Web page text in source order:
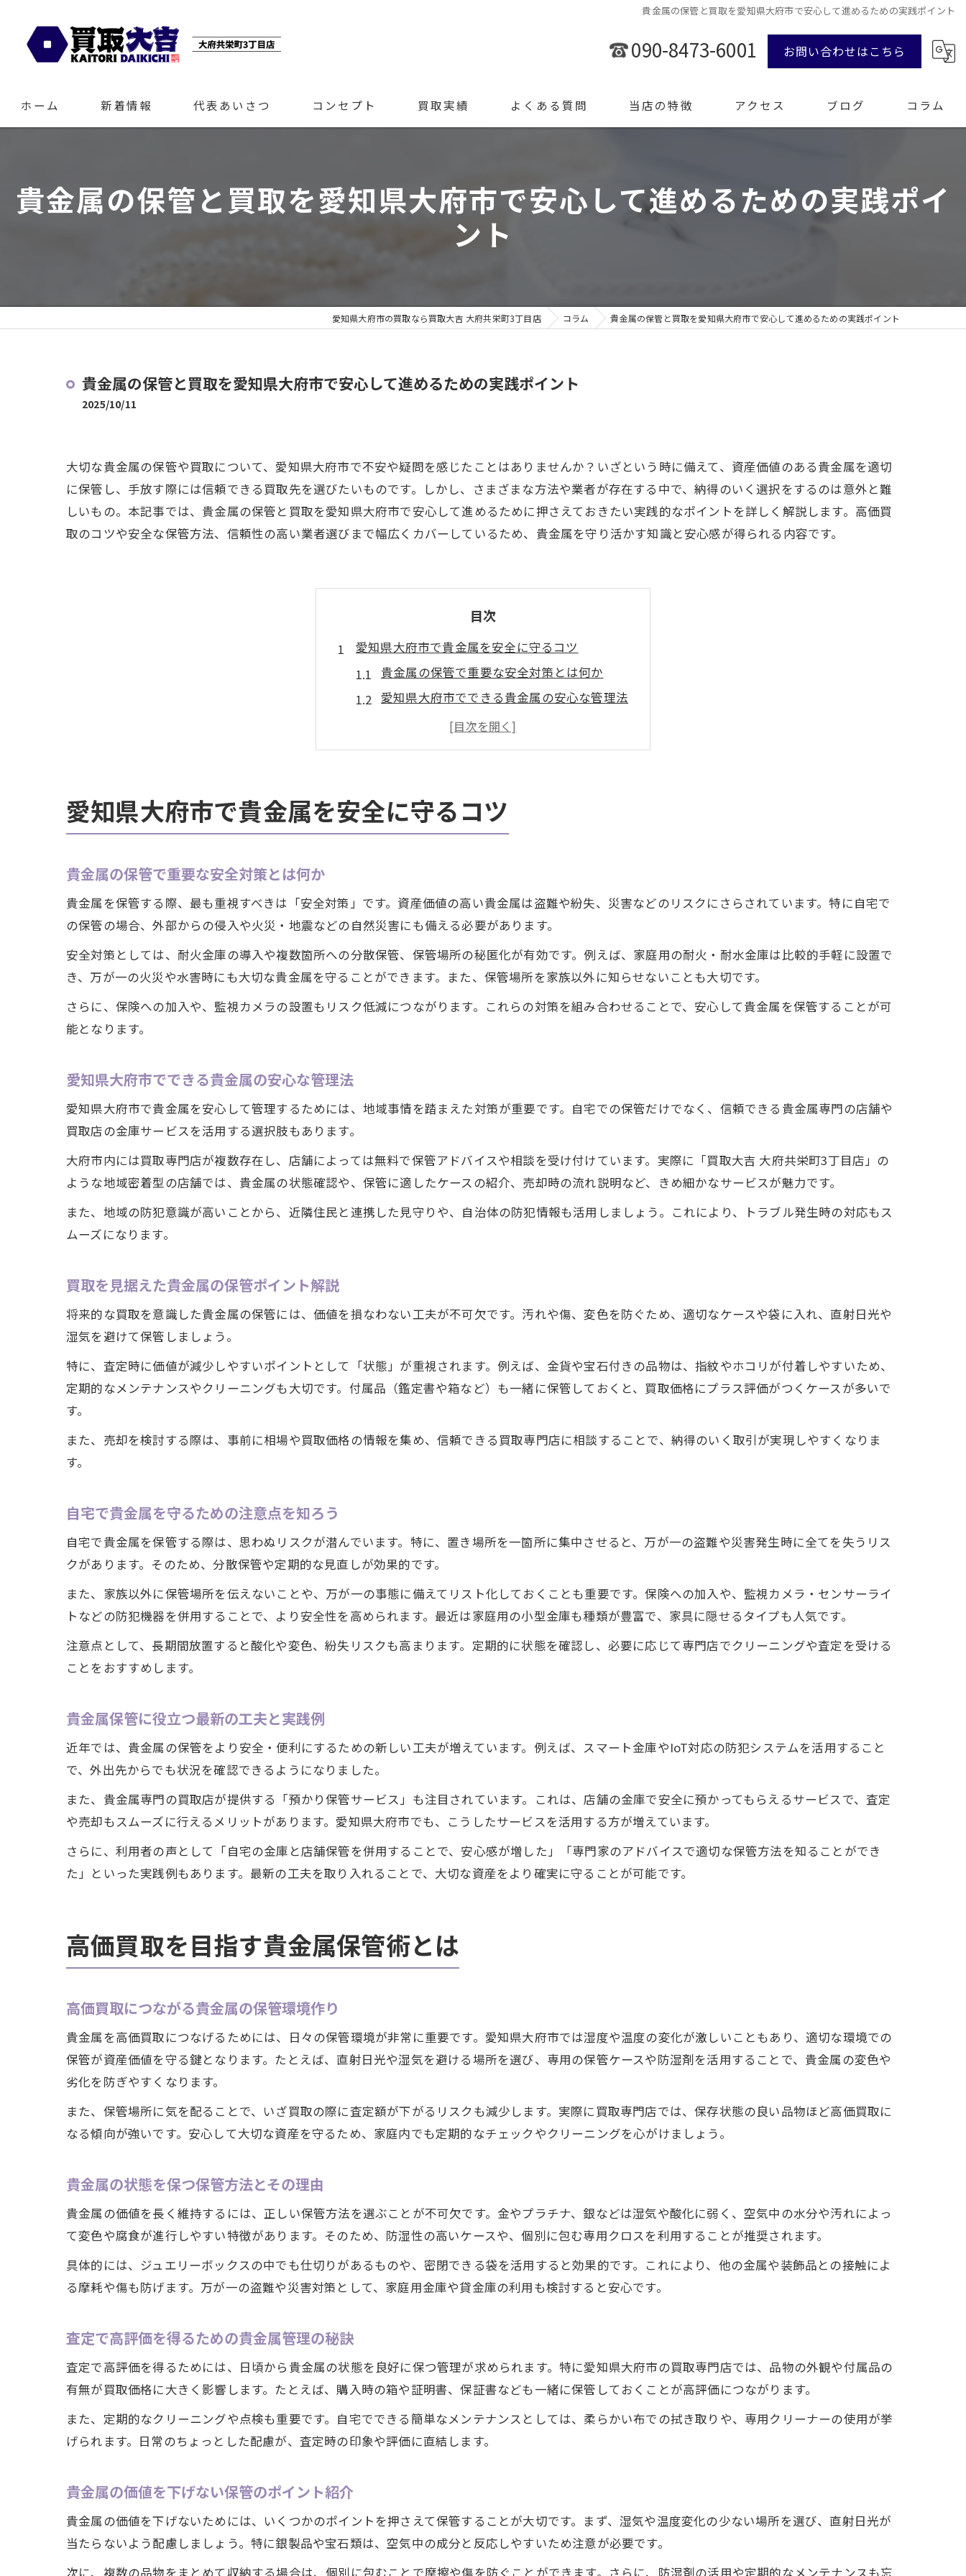
貴金属の保管と買取を愛知県大府市で安心して進めるための実践ポイント
090-8473-6001 お問い合わせはこちら
ホーム 新着情報 代表あいさつ コンセプト 買取実績 よくある質問 当店の特徴
ブランド品
アクセス ブログ コラム
貴金属の保管と買取を愛知県大府市で安心して進めるための実践ポイ
ント
愛知県大府市の買取なら買取大吉 大府共栄町3丁目店 コラム 貴金属の保管と買取を愛知県大府市で安心して進めるための実践ポイント
貴金属の保管と買取を愛知県大府市で安心して進めるための実践ポイント
2025/10/11
大切な貴金属の保管や買取について、愛知県大府市で不安や疑問を感じたことはありませんか？いざという時に備えて、資産価値のある貴金属を適切
に保管し、手放す際には信頼できる買取先を選びたいものです。しかし、さまざまな方法や業者が存在する中で、納得のいく選択をするのは意外と難
しいもの。本記事では、貴金属の保管と買取を愛知県大府市で安心して進めるために押さえておきたい実践的なポイントを詳しく解説します。高価買
取のコツや安全な保管方法、信頼性の高い業者選びまで幅広くカバーしているため、貴金属を守り活かす知識と安心感が得られる内容です。
目次
愛知県大府市で貴金属を安全に守るコツ
貴金属の保管で重要な安全対策とは何か
愛知県大府市でできる貴金属の安心な管理法
買取を見据えた貴金属の保管ポイント解説
自宅で貴金属を守るための注意点を知ろう
高価買取を目指す貴金属保管術とは
高価買取につながる貴金属の保管環境作り
貴金属の価値を下げない保管のポイント紹介
買取時に損しないための保管術を徹底解説
自宅で貴金属の価値を守るポイント解説
自宅保管で貴金属の価値を維持するコツ
貴金属を自宅で守るための工夫と注意点
安心して貴金属を買取へ出すための準備
買取査定に有利な貴金属の整え方とは
愛知県大府市で安心して買取に出す方法
貴金属を預ける際の注意点とチェック項目
貴金属の出し入れに便利な保管先の特徴
失敗しない貴金属買取のポイントを解説
愛知県大府市で貴金属を安全に守るコツ
貴金属の保管で重要な安全対策とは何か
貴金属を保管する際、最も重視すべきは「安全対策」です。資産価値の高い貴金属は盗難や紛失、災害などのリスクにさらされています。特に自宅で
の保管の場合、外部からの侵入や火災・地震などの自然災害にも備える必要があります。
安全対策としては、耐火金庫の導入や複数箇所への分散保管、保管場所の秘匿化が有効です。例えば、家庭用の耐火・耐水金庫は比較的手軽に設置で
き、万が一の火災や水害時にも大切な貴金属を守ることができます。また、保管場所を家族以外に知らせないことも大切です。
さらに、保険への加入や、監視カメラの設置もリスク低減につながります。これらの対策を組み合わせることで、安心して貴金属を保管することが可
能となります。
愛知県大府市でできる貴金属の安心な管理法
愛知県大府市で貴金属を安心して管理するためには、地域事情を踏まえた対策が重要です。自宅での保管だけでなく、信頼できる貴金属専門の店舗や
買取店の金庫サービスを活用する選択肢もあります。
大府市内には買取専門店が複数存在し、店舗によっては無料で保管アドバイスや相談を受け付けています。実際に「買取大吉 大府共栄町3丁目店」の
ような地域密着型の店舗では、貴金属の状態確認や、保管に適したケースの紹介、売却時の流れ説明など、きめ細かなサービスが魅力です。
また、地域の防犯意識が高いことから、近隣住民と連携した見守りや、自治体の防犯情報も活用しましょう。これにより、トラブル発生時の対応もス
ムーズになります。
買取を見据えた貴金属の保管ポイント解説
将来的な買取を意識した貴金属の保管には、価値を損なわない工夫が不可欠です。汚れや傷、変色を防ぐため、適切なケースや袋に入れ、直射日光や
湿気を避けて保管しましょう。
特に、査定時に価値が減少しやすいポイントとして「状態」が重視されます。例えば、金貨や宝石付きの品物は、指紋やホコリが付着しやすいため、
定期的なメンテナンスやクリーニングも大切です。付属品（鑑定書や箱など）も一緒に保管しておくと、買取価格にプラス評価がつくケースが多いで
す。
また、売却を検討する際は、事前に相場や買取価格の情報を集め、信頼できる買取専門店に相談することで、納得のいく取引が実現しやすくなりま
す。
自宅で貴金属を守るための注意点を知ろう
自宅で貴金属を保管する際は、思わぬリスクが潜んでいます。特に、置き場所を一箇所に集中させると、万が一の盗難や災害発生時に全てを失うリス
クがあります。そのため、分散保管や定期的な見直しが効果的です。
また、家族以外に保管場所を伝えないことや、万が一の事態に備えてリスト化しておくことも重要です。保険への加入や、監視カメラ・センサーライ
トなどの防犯機器を併用することで、より安全性を高められます。最近は家庭用の小型金庫も種類が豊富で、家具に隠せるタイプも人気です。
注意点として、長期間放置すると酸化や変色、紛失リスクも高まります。定期的に状態を確認し、必要に応じて専門店でクリーニングや査定を受ける
ことをおすすめします。
貴金属保管に役立つ最新の工夫と実践例
近年では、貴金属の保管をより安全・便利にするための新しい工夫が増えています。例えば、スマート金庫やIoT対応の防犯システムを活用すること
で、外出先からでも状況を確認できるようになりました。
また、貴金属専門の買取店が提供する「預かり保管サービス」も注目されています。これは、店舗の金庫で安全に預かってもらえるサービスで、査定
や売却もスムーズに行えるメリットがあります。愛知県大府市でも、こうしたサービスを活用する方が増えています。
さらに、利用者の声として「自宅の金庫と店舗保管を併用することで、安心感が増した」「専門家のアドバイスで適切な保管方法を知ることができ
た」といった実践例もあります。最新の工夫を取り入れることで、大切な資産をより確実に守ることが可能です。
高価買取を目指す貴金属保管術とは
高価買取につながる貴金属の保管環境作り
貴金属を高価買取につなげるためには、日々の保管環境が非常に重要です。愛知県大府市では湿度や温度の変化が激しいこともあり、適切な環境での
保管が資産価値を守る鍵となります。たとえば、直射日光や湿気を避ける場所を選び、専用の保管ケースや防湿剤を活用することで、貴金属の変色や
劣化を防ぎやすくなります。
また、保管場所に気を配ることで、いざ買取の際に査定額が下がるリスクも減少します。実際に買取専門店では、保存状態の良い品物ほど高価買取に
なる傾向が強いです。安心して大切な資産を守るため、家庭内でも定期的なチェックやクリーニングを心がけましょう。
貴金属の状態を保つ保管方法とその理由
貴金属の価値を長く維持するには、正しい保管方法を選ぶことが不可欠です。金やプラチナ、銀などは湿気や酸化に弱く、空気中の水分や汚れによっ
て変色や腐食が進行しやすい特徴があります。そのため、防湿性の高いケースや、個別に包む専用クロスを利用することが推奨されます。
具体的には、ジュエリーボックスの中でも仕切りがあるものや、密閉できる袋を活用すると効果的です。これにより、他の金属や装飾品との接触によ
る摩耗や傷も防げます。万が一の盗難や災害対策として、家庭用金庫や貸金庫の利用も検討すると安心です。
査定で高評価を得るための貴金属管理の秘訣
査定で高評価を得るためには、日頃から貴金属の状態を良好に保つ管理が求められます。特に愛知県大府市の買取専門店では、品物の外観や付属品の
有無が買取価格に大きく影響します。たとえば、購入時の箱や証明書、保証書なども一緒に保管しておくことが高評価につながります。
また、定期的なクリーニングや点検も重要です。自宅でできる簡単なメンテナンスとしては、柔らかい布での拭き取りや、専用クリーナーの使用が挙
げられます。日常のちょっとした配慮が、査定時の印象や評価に直結します。
貴金属の価値を下げない保管のポイント紹介
貴金属の価値を下げないためには、いくつかのポイントを押さえて保管することが大切です。まず、湿気や温度変化の少ない場所を選び、直射日光が
当たらないよう配慮しましょう。特に銀製品や宝石類は、空気中の成分と反応しやすいため注意が必要です。
次に、複数の品物をまとめて収納する場合は、個別に包むことで摩擦や傷を防ぐことができます。さらに、防湿剤の活用や定期的なメンテナンスも忘